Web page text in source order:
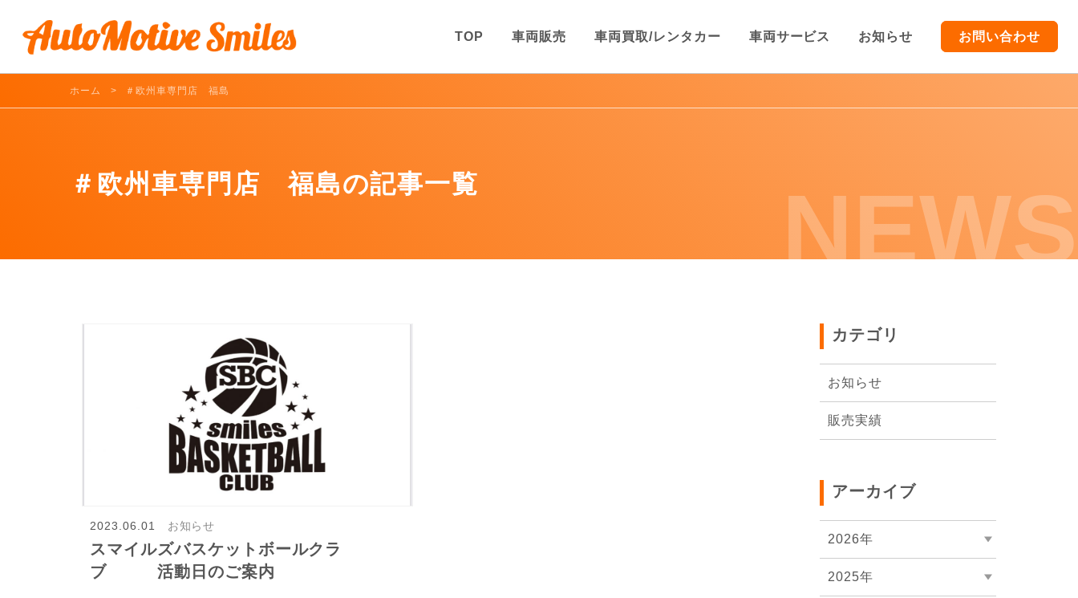
TOP 車両販売 車両買取/レンタカー 車両サービス お知らせ お問い合わせ
TOP
車両買取/レンタカー
ホーム ＃欧州車専門店 福島
＃欧州車専門店 福島の記事一覧 NEWS
2023.06.01 お知らせ
スマイルズバスケットボールクラ
ブ 活動日のご案内
カテゴリ
お知らせ
販売実績
アーカイブ
2026年
2025年